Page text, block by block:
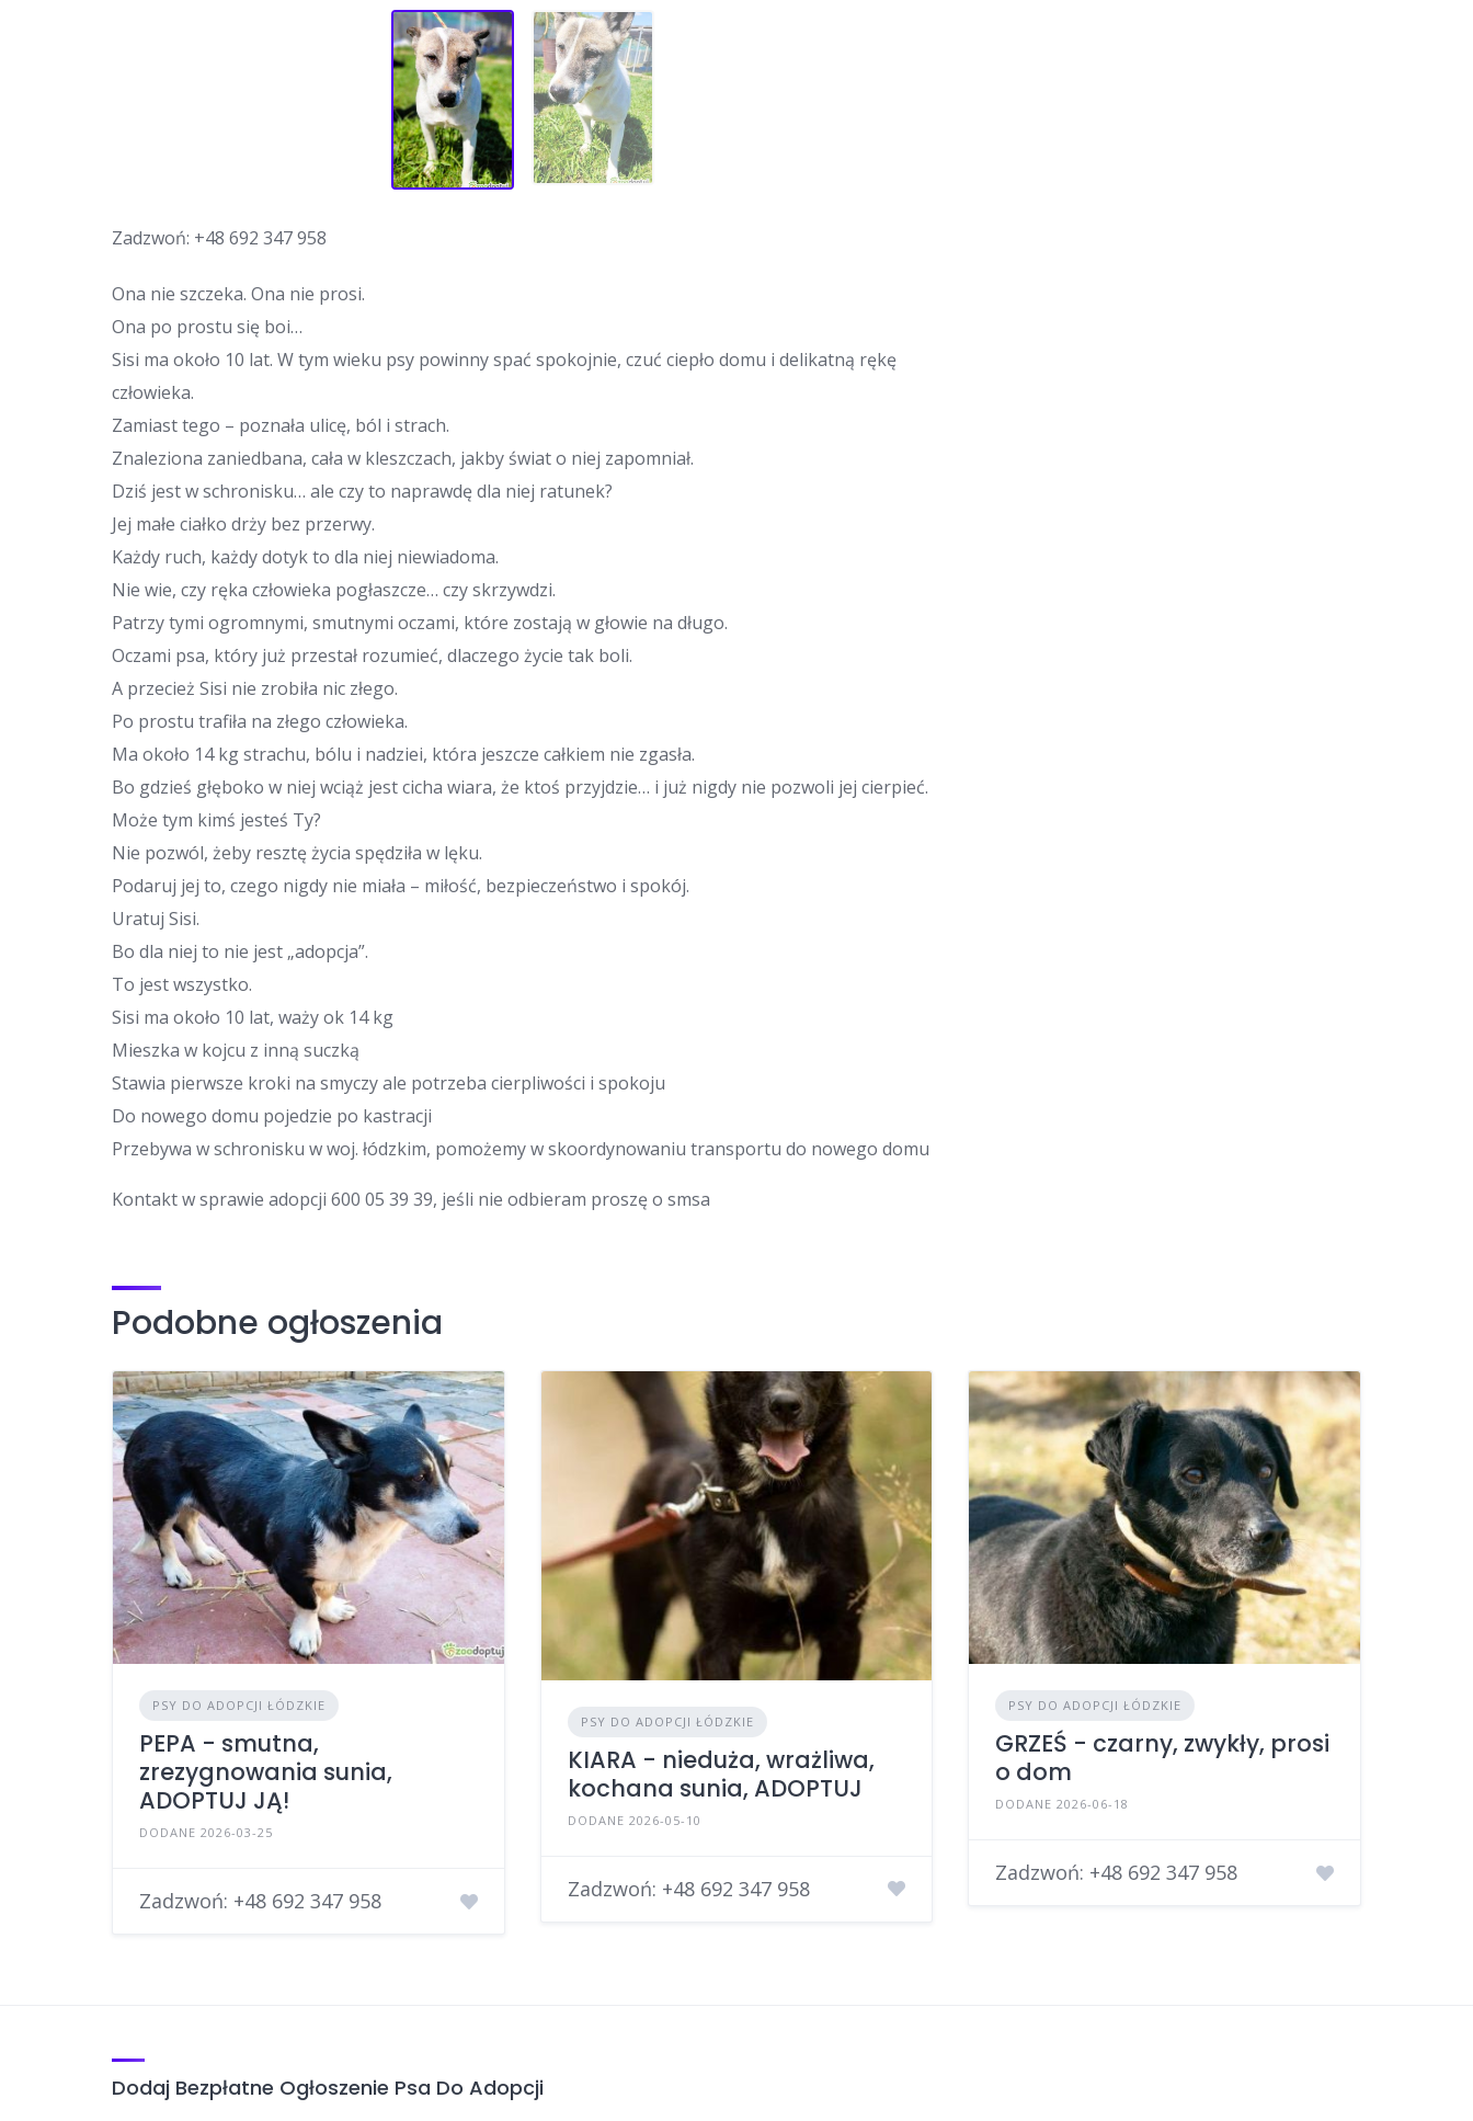
Zadzwoń: +48 692 347 958
Ona nie szczeka. Ona nie prosi.
Ona po prostu się boi…
Sisi ma około 10 lat. W tym wieku psy powinny spać spokojnie, czuć ciepło domu i delikatną rękę
człowieka.
Zamiast tego – poznała ulicę, ból i strach.
Znaleziona zaniedbana, cała w kleszczach, jakby świat o niej zapomniał.
Dziś jest w schronisku… ale czy to naprawdę dla niej ratunek?
Jej małe ciałko drży bez przerwy.
Każdy ruch, każdy dotyk to dla niej niewiadoma.
Nie wie, czy ręka człowieka pogłaszcze… czy skrzywdzi.
Patrzy tymi ogromnymi, smutnymi oczami, które zostają w głowie na długo.
Oczami psa, który już przestał rozumieć, dlaczego życie tak boli.
A przecież Sisi nie zrobiła nic złego.
Po prostu trafiła na złego człowieka.
Ma około 14 kg strachu, bólu i nadziei, która jeszcze całkiem nie zgasła.
Bo gdzieś głęboko w niej wciąż jest cicha wiara, że ktoś przyjdzie… i już nigdy nie pozwoli jej cierpieć.
Może tym kimś jesteś Ty?
Nie pozwól, żeby resztę życia spędziła w lęku.
Podaruj jej to, czego nigdy nie miała – miłość, bezpieczeństwo i spokój.
Uratuj Sisi.
Bo dla niej to nie jest „adopcja”.
To jest wszystko.
Sisi ma około 10 lat, waży ok 14 kg
Mieszka w kojcu z inną suczką
Stawia pierwsze kroki na smyczy ale potrzeba cierpliwości i spokoju
Do nowego domu pojedzie po kastracji
Przebywa w schronisku w woj. łódzkim, pomożemy w skoordynowaniu transportu do nowego domu
Kontakt w sprawie adopcji 600 05 39 39, jeśli nie odbieram proszę o smsa
Podobne ogłoszenia
PSY DO ADOPCJI ŁÓDZKIE
PEPA - smutna,
zrezygnowania sunia,
ADOPTUJ JĄ!
DODANE 2026-03-25
Zadzwoń: +48 692 347 958
PSY DO ADOPCJI ŁÓDZKIE
KIARA - nieduża, wrażliwa,
kochana sunia, ADOPTUJ
DODANE 2026-05-10
Zadzwoń: +48 692 347 958
PSY DO ADOPCJI ŁÓDZKIE
GRZEŚ - czarny, zwykły, prosi
o dom
DODANE 2026-06-18
Zadzwoń: +48 692 347 958
Dodaj Bezpłatne Ogłoszenie Psa Do Adopcji